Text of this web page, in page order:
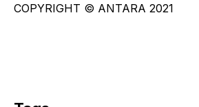
COPYRIGHT © ANTARA 2021